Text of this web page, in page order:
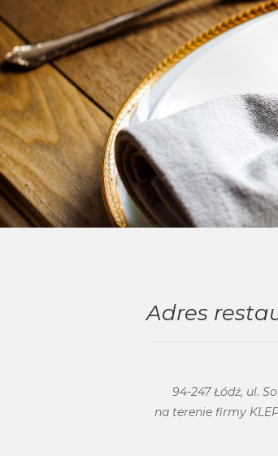
Adres
94-247 Łódź, ul.
na terenie firmy